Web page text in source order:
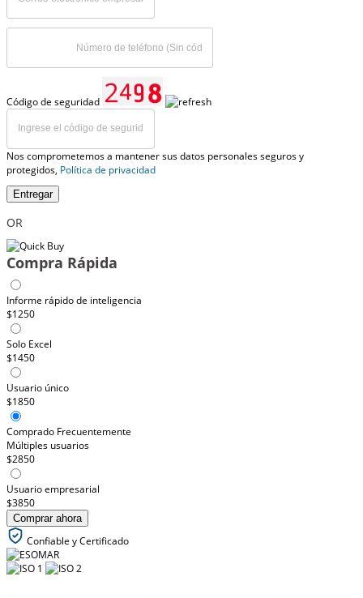
Código de seguridad
Nos comprometemos a mantener sus datos personales seguros y
protegidos, Política de privacidad
Entregar
OR
Compra Rápida
Informe rápido de inteligencia
$1250
Solo Excel
$1450
Usuario único
$1850
Comprado Frecuentemente
Múltiples usuarios
$2850
Usuario empresarial
$3850
Comprar ahora
Confiable y Certificado